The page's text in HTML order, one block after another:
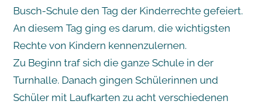
Busch-Schule den Tag der Kinderrechte gefeiert.
An diesem Tag ging es darum, die wichtigsten
Rechte von Kindern kennenzulernen.
Zu Beginn traf sich die ganze Schule in der
Turnhalle. Danach gingen Schülerinnen und
Schüler mit Laufkarten zu acht verschiedenen